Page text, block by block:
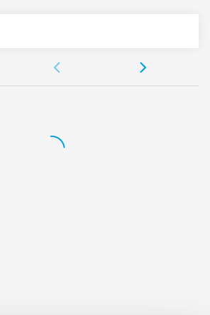
pour chaque sortie
cage d’escalier, retard à l’allumage,
le bus KNX